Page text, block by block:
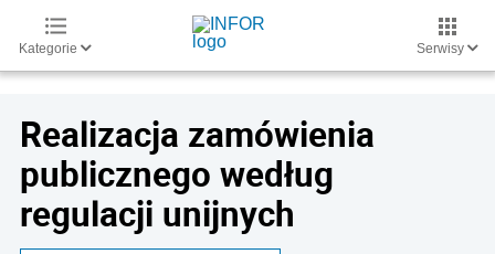
Kategorie Serwisy
Realizacja zamówienia
publicznego według
regulacji unijnych